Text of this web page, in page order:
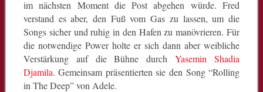
im nächsten Moment die Post abgehen würde. Fred
verstand es aber, den Fuß vom Gas zu lassen, um die
Songs sicher und ruhig in den Hafen zu manövrieren. Für
die notwendige Power holte er sich dann aber weibliche
Verstärkung auf die Bühne durchYasemin Shadia
Djamila. Gemeinsam präsentierten sie den Song “Rolling
in The Deep” von Adele.